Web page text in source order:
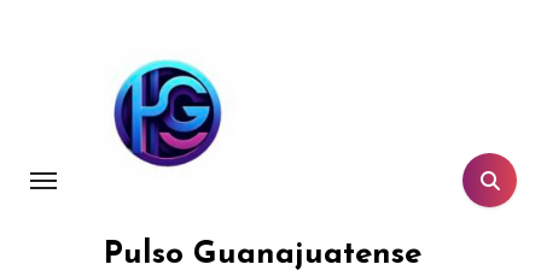
Pulso Guanajuatense